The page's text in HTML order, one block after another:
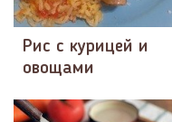
Рис с курицей и
овощами